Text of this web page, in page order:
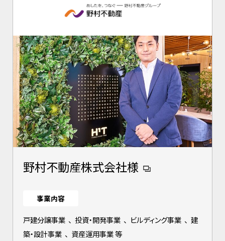
野村不動産株式会社様
事業内容
戸建分譲事業 、 投資・開発事業 、 ビルディング事業 、 建
築・設計事業 、 資産運用事業 等